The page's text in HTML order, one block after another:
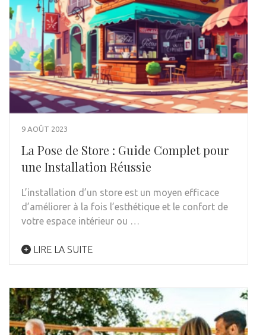
9 AOÛT 2023
La Pose de Store : Guide Complet pour
une Installation Réussie
L’installation d’un store est un moyen efficace
d’améliorer à la fois l’esthétique et le confort de
votre espace intérieur ou …
LIRE LA SUITE